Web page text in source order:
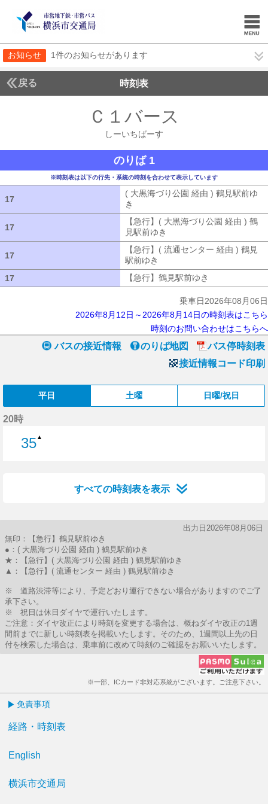
お知らせ 1件のお知らせがあります
戻る 時刻表
Ｃ１バース
しーいちばーす
のりば 1
※時刻表は以下の行先・系統の時刻を合わせて表示しています
17
( 大黒海づり公園 経由 ) 鶴見駅前ゆ
き
17
【急行】( 大黒海づり公園 経由 ) 鶴
見駅前ゆき
17
【急行】( 流通センター 経由 ) 鶴見
駅前ゆき
17
【急行】鶴見駅前ゆき
乗車日2026年08月06日
2026年8月12日～2026年8月14日の時刻表はこちら
時刻のお問い合わせはこちらへ
バスの接近情報 のりば地図
バス停時刻表
接近情報コード印刷
平日 土曜 日曜/祝日
20時
35▲
すべての時刻表を表示
出力日2026年08月06日
無印：【急行】鶴見駅前ゆき
●：( 大黒海づり公園 経由 ) 鶴見駅前ゆき
★：【急行】( 大黒海づり公園 経由 ) 鶴見駅前ゆき
▲：【急行】( 流通センター 経由 ) 鶴見駅前ゆき
※ 道路渋滞等により、予定どおり運行できない場合がありますのでご了
承下さい。
※ 祝日は休日ダイヤで運行いたします。
ご注意：ダイヤ改正により時刻を変更する場合は、概ねダイヤ改正の1週
間前までに新しい時刻表を掲載いたします。そのため、1週間以上先の日
付を検索した場合は、乗車前に改めて時刻のご確認をお願いいたします。
※一部、ICカード非対応系統がございます。ご注意下さい。
免責事項
経路・時刻表
English
横浜市交通局